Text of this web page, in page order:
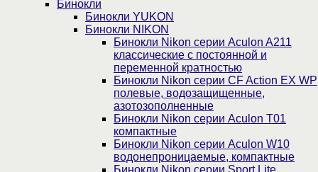
Бинокли
Бинокли YUKON
Бинокли NIKON
Бинокли Nikon серии Aculon A211
классические с постоянной и
переменной кратностью
Бинокли Nikon серии СF Action EX WP
полевые, водозащищенные,
азотозополненные
Бинокли Nikon серии Aculon T01
компактные
Бинокли Nikon серии Aculon W10
водонепроницаемые, компактные